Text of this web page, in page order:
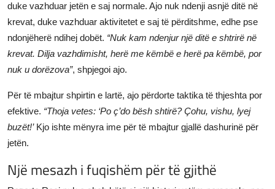
duke vazhduar jetën e saj normale. Ajo nuk ndenji asnjë ditë në
krevat, duke vazhduar aktivitetet e saj të përditshme, edhe pse
ndonjëherë ndihej dobët. “Nuk kam ndenjur një ditë e shtrirë në
krevat. Dilja vazhdimisht, herë me këmbë e herë pa këmbë, por
nuk u dorëzova”, shpjegoi ajo.
Për të mbajtur shpirtin e lartë, ajo përdorte taktika të thjeshta por
efektive. “Thoja vetes: ‘Po ç’do bësh shtirë? Çohu, vishu, lyej
buzët!’Kjo ishte mënyra ime për të mbajtur gjallë dashurinë për
jetën.
Një mesazh i fuqishëm për të gjithë